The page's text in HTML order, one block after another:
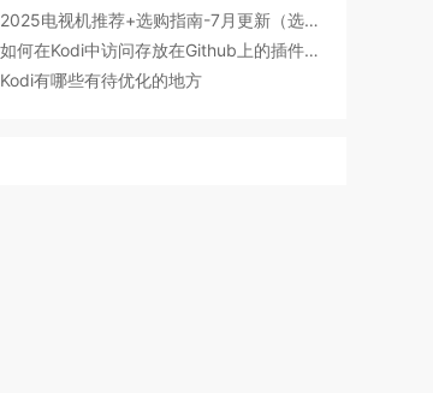
2025电视机推荐+选购指南-7月更新（选购要点，产品型号，品牌推荐，有无开机广告等）丨索尼、海信/Vidda、雷鸟、小米、TCL、华为电视哪个牌子好？
如何在Kodi中访问存放在Github上的插件文件
Kodi有哪些有待优化的地方